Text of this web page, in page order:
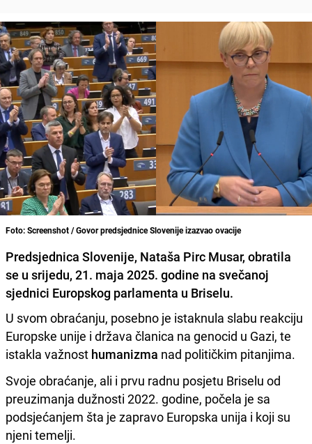
Foto: Screenshot / Govor predsjednice Slovenije izazvao ovacije
Predsjednica Slovenije, Nataša Pirc Musar, obratila
se u srijedu, 21. maja 2025. godine na svečanoj
sjednici Europskog parlamenta u Briselu.
U svom obraćanju, posebno je istaknula slabu reakciju
Europske unije i država članica na genocid u Gazi, te
istakla važnost humanizma nad političkim pitanjima.
Svoje obraćanje, ali i prvu radnu posjetu Briselu od
preuzimanja dužnosti 2022. godine, počela je sa
podsjećanjem šta je zapravo Europska unija i koji su
njeni temelji.